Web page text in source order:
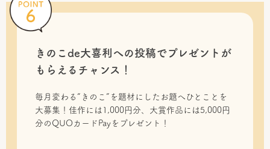
きのこde大喜利への投稿でプレゼントが
もらえるチャンス！
毎月変わる“きのこ”を題材にしたお題へひとことを
大募集！佳作には1,000円分、大賞作品には5,000円
分のQUOカードPayをプレゼント！